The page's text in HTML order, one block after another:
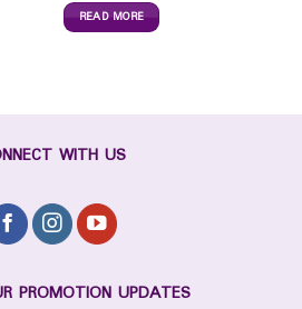
READ MORE
WITH US
PROMOTION UPDATES